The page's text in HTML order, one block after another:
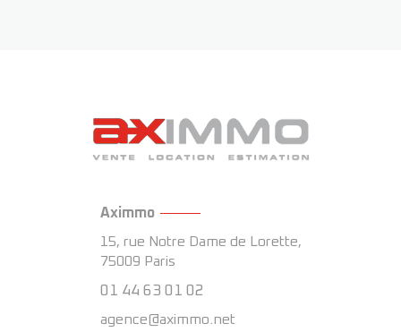
Aximmo
15, rue Notre Dame de Lorette,
75009 Paris
01 44 63 01 02
agence@aximmo.net